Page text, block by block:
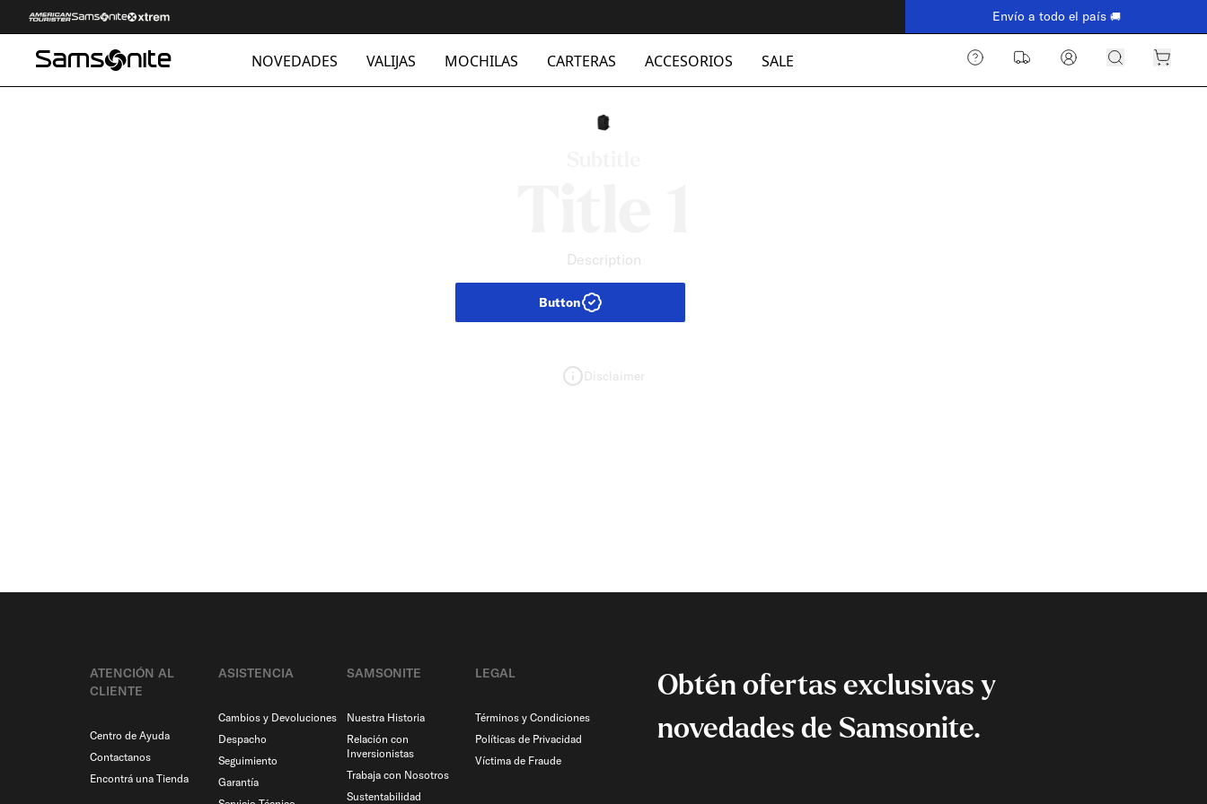
Envío a todo el país 🚚
NOVEDADES VALIJAS MOCHILAS CARTERAS ACCESORIOS SALE
Description
Button
Disclaimer
ATENCIÓN AL
CLIENTE
Centro de Ayuda
Contactanos
Encontrá una Tienda
ASISTENCIA
Cambios y Devoluciones
Despacho
Seguimiento
Garantía
SAMSONITE
Nuestra Historia
Relación con
Inversionistas
Trabaja con Nosotros
Sustentabilidad
LEGAL
Términos y Condiciones
Políticas de Privacidad
Víctima de Fraude
Obtén ofertas exclusivas y
novedades de Samsonite.